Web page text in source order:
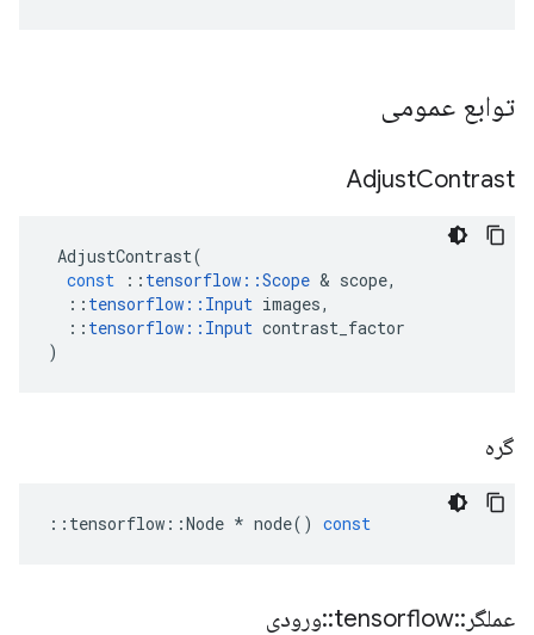
توابع عمومی
AdjustContrast
AdjustContrast(
const
:: tensorflow ::Scope & scope,
:: tensorflow :: Input images,
:: tensorflow :: Input contrast_factor
)
گره
:: tensorflow ::Node * node() const
عملگر ::
tensorflow
::ورودی